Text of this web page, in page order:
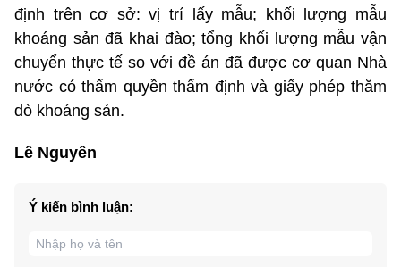
định trên cơ sở: vị trí lấy mẫu; khối lượng mẫu
khoáng sản đã khai đào; tổng khối lượng mẫu vận
chuyển thực tế so với đề án đã được cơ quan Nhà
nước có thẩm quyền thẩm định và giấy phép thăm
dò khoáng sản.
Lê Nguyên
Ý kiến bình luận: